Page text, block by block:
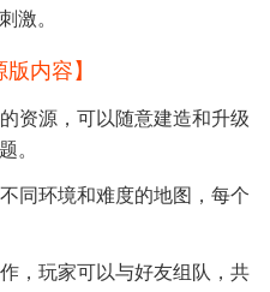
激。
内容】
资源，可以随意建造和升级
。
同环境和难度的地图，每个
，玩家可以与好友组队，共